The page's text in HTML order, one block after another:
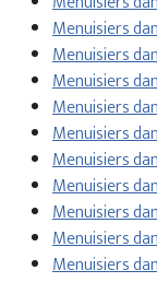
Menuisiers
Menuisiers
Menuisiers
Menuisiers
Menuisiers
Menuisiers
Menuisiers
Menuisiers
Menuisiers
Menuisiers